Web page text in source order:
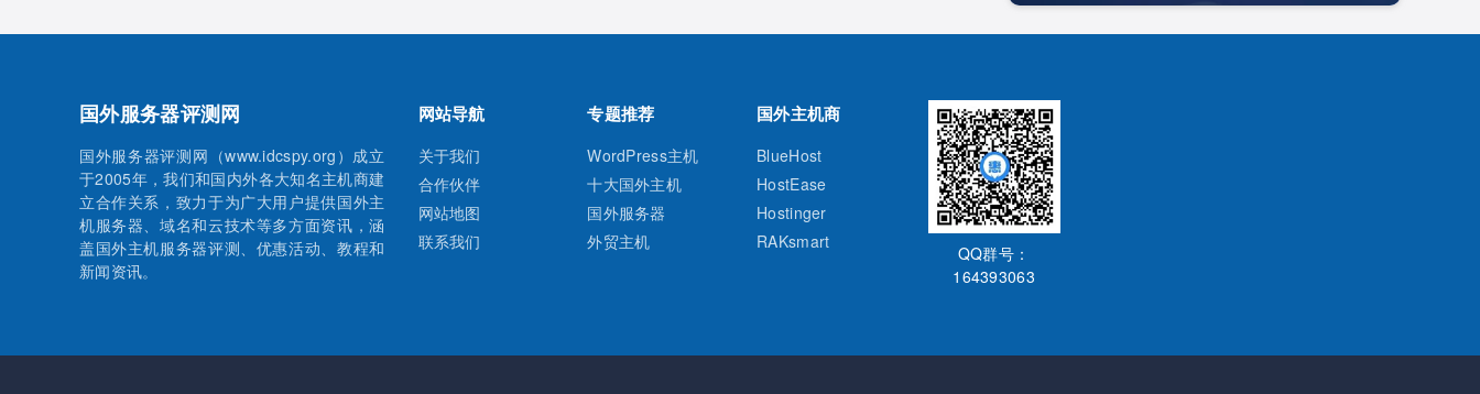
国外服务器评测网
国外服务器评测网（www.idcspy.org）成立
于2005年，我们和国内外各大知名主机商建
立合作关系，致力于为广大用户提供国外主
机服务器、域名和云技术等多方面资讯，涵
盖国外主机服务器评测、优惠活动、教程和
新闻资讯。
网站导航
关于我们
合作伙伴
网站地图
联系我们
专题推荐
WordPress主机
十大国外主机
国外服务器
外贸主机
国外主机商
BlueHost
HostEase
Hostinger
RAKsmart
QQ群号：
164393063